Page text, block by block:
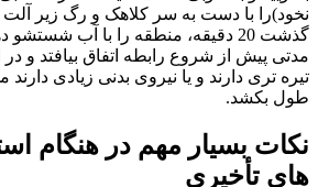
نخود)را با دست به سر کلاهک و رگ زیر آلت
گذشت 20 دقیقه، منطقه را با آب شستشو
مدتی پیش از شروع رابطه اتفاق بیافتد و
تیره تری دارند و یا نیروی بدنی زیادی
طول بکشد.
نکات بسیار مهم در هنگام
های تأخیری